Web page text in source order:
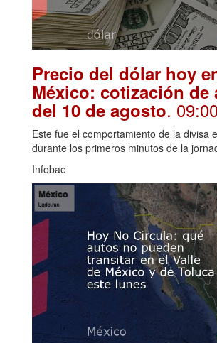
Precio del dólar hoy
México: cotización de
del 10 de agosto.
Este fue el comportamiento de la divisa
durante los primeros minutos de la
Infobae